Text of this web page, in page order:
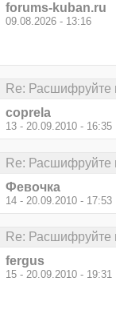
forums-kuban.ru
09.08.2026 - 13:16
Re: Расшифруйте
coprela
13 - 20.09.2010 - 16:35
Re: Расшифруйте
Февочка
14 - 20.09.2010 - 17:53
Re: Расшифруйте
fergus
15 - 20.09.2010 - 19:31